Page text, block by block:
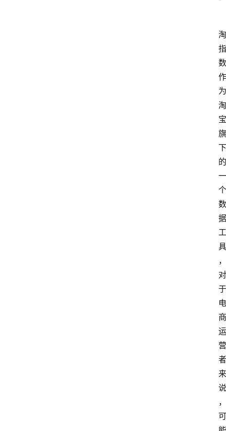
淘
指
数
作
为
淘
宝
旗
下
的
一
个
数
据
工
具
，
对
于
电
商
运
营
者
来
说
，
可